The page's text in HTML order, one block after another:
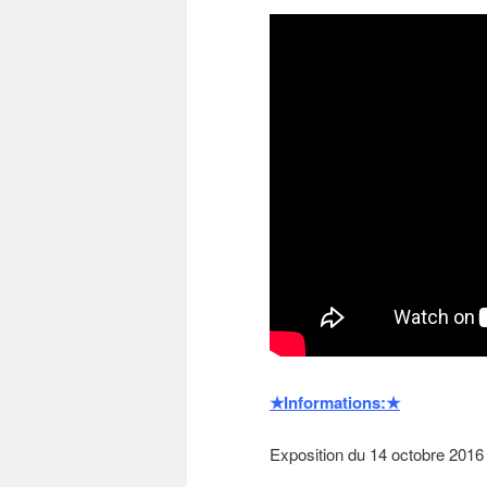
★Informations:★
Exposition du 14 octobre